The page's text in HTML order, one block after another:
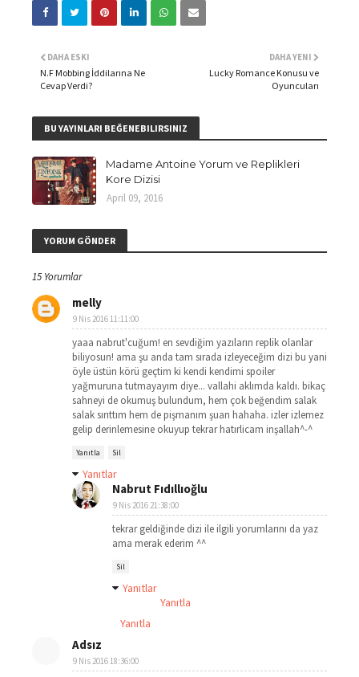
DAHA YENI
Lucky Romance Konusu ve
Oyuncuları
DAHA ESKI
N.F Mobbing İddilarına Ne
Cevap Verdi?
BU YAYINLARI BEĞENEBILIRSINIZ
Madame Antoine Yorum ve Replikleri
Kore Dizisi
April 09, 2016
YORUM GÖNDER
15 Yorumlar
melly
9 Nis 2016 11:11:00
yaaa nabrut'cuğum! en sevdiğim yazıların replik olanlar
biliyosun! ama şu anda tam sırada izleyeceğim dizi bu yani
öyle üstün körü geçtim ki kendi kendimi spoiler
yağmuruna tutmayayım diye... vallahi aklımda kaldı. bikaç
sahneyi de okumuş bulundum, hem çok beğendim salak
salak sırıttım hem de pişmanım şuan hahaha. izler izlemez
gelip derinlemesine okuyup tekrar hatırlicam inşallah^-^
Yanıtla Sil
Yanıtlar
Nabrut Fıdıllıoğlu
9 Nis 2016 21:38:00
tekrar geldiğinde dizi ile ilgili yorumlarını da yaz
ama merak ederim ^^
Sil
Yanıtlar
Yanıtla
Yanıtla
Adsız
9 Nis 2016 18:36:00